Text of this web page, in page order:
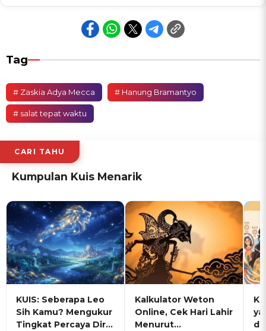
Tag
# Zaskia Adya Mecca # Hanung Bramantyo
# salat tepat waktu
CARI TAHU
Kumpulan Kuis Menarik
KUIS: Seberapa Leo
Sih Kamu? Mengukur
Tingkat Percaya Diri
Kalkulator Weton
Online, Cek Hari Lahir
Menurut